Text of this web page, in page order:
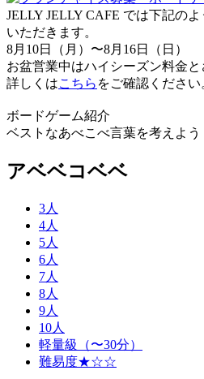
JELLY JELLY CAFE では下記の
いただきます。
8月10日（月）〜8月16日（日）
お盆営業中はハイシーズン料金と
詳しくはこちら をご確認ください
ボードゲーム紹介
ベストなあべこべ言葉を考えよう
アベベコベベ
3人
4人
5人
6人
7人
8人
9人
10人
軽量級（〜30分）
難易度★☆☆